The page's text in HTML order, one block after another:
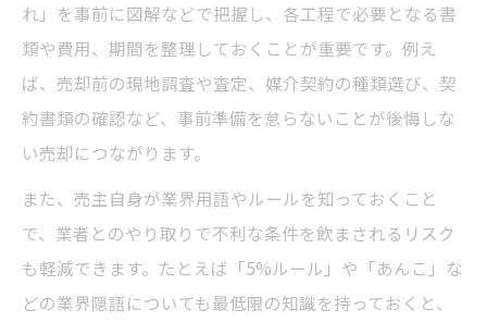
不動産売却に強い人が準備する書類の流れ
必要書類不足が招く不動産売却の失敗例
あんこ業者や5%ルール徹底理解でリスク回避
あんこ業者の見分け方と安全な不動産売却
不動産売却の5%ルール活用と落とし穴
れ」を事前に図解などで把握し、各工程で必要となる書
類や費用、期間を整理しておくことが重要です。例え
ば、売却前の現地調査や査定、媒介契約の種類選び、契
約書類の確認など、事前準備を怠らないことが後悔しな
い売却につながります。
また、売主自身が業界用語やルールを知っておくこと
で、業者とのやり取りで不利な条件を飲まされるリスク
も軽減できます。たとえば「5%ルール」や「あんこ」な
どの業界隠語についても最低限の知識を持っておくと、